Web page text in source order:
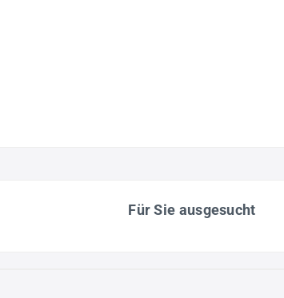
Für Sie ausgesucht